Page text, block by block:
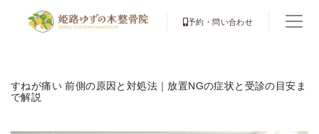
予約・問い合わせ
すねが痛い 前側の原因と対処法｜放置NGの症状と受診の目安ま
で解説